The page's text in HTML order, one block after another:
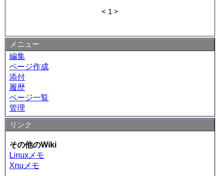
< 1 >
メニュー
編集
ページ作成
添付
履歴
ページ一覧
管理
リンク
その他のWiki
Linuxメモ
Xnuメモ